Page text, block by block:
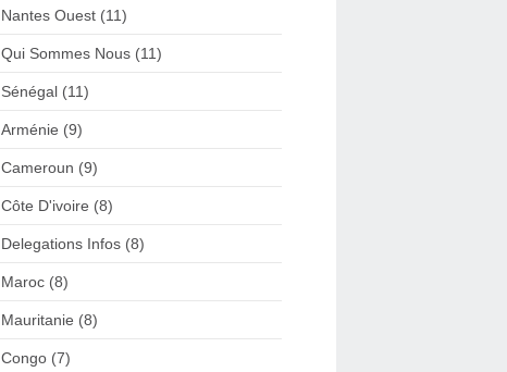
Nantes Ouest (11)
Qui Sommes Nous (11)
Sénégal (11)
Arménie (9)
Cameroun (9)
Côte D'ivoire (8)
Delegations Infos (8)
Maroc (8)
Mauritanie (8)
Congo (7)